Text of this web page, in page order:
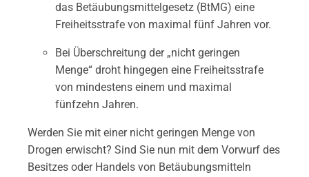
das Betäubungsmittelgesetz (BtMG) eine
Freiheitsstrafe von maximal fünf Jahren vor.
Bei Überschreitung der „nicht geringen
Menge“ droht hingegen eine Freiheitsstrafe
von mindestens einem und maximal
fünfzehn Jahren.
Werden Sie mit einer nicht geringen Menge von
Drogen erwischt? Sind Sie nun mit dem Vorwurf des
Besitzes oder Handels von Betäubungsmitteln